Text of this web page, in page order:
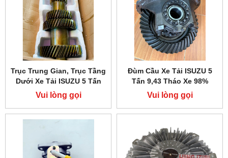
Trục Trung Gian, Trục Tầng
Dưới Xe Tải ISUZU 5 Tấn
4HK1
Vui lòng gọi
Đùm Cầu Xe Tải ISUZU 5
Tấn 9,43 Tháo Xe 98%
Vui lòng gọi